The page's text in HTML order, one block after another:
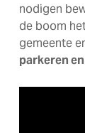
nodigen
de boom
gemeente
parkeren